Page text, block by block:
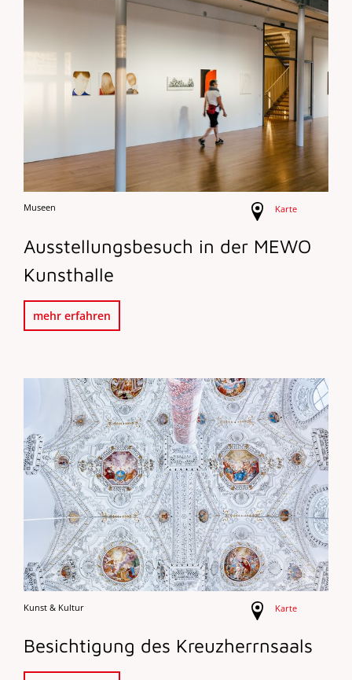
Museen Karte
Ausstellungsbesuch in der MEWO
Kunsthalle
mehr erfahren
Kunst & Kultur Karte
Besichtigung des Kreuzherrnsaals